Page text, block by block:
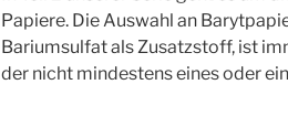
Papiere. Die Auswahl an
Bariumsulfat als Zusatzstoff, ist
der nicht mindestens eines oder